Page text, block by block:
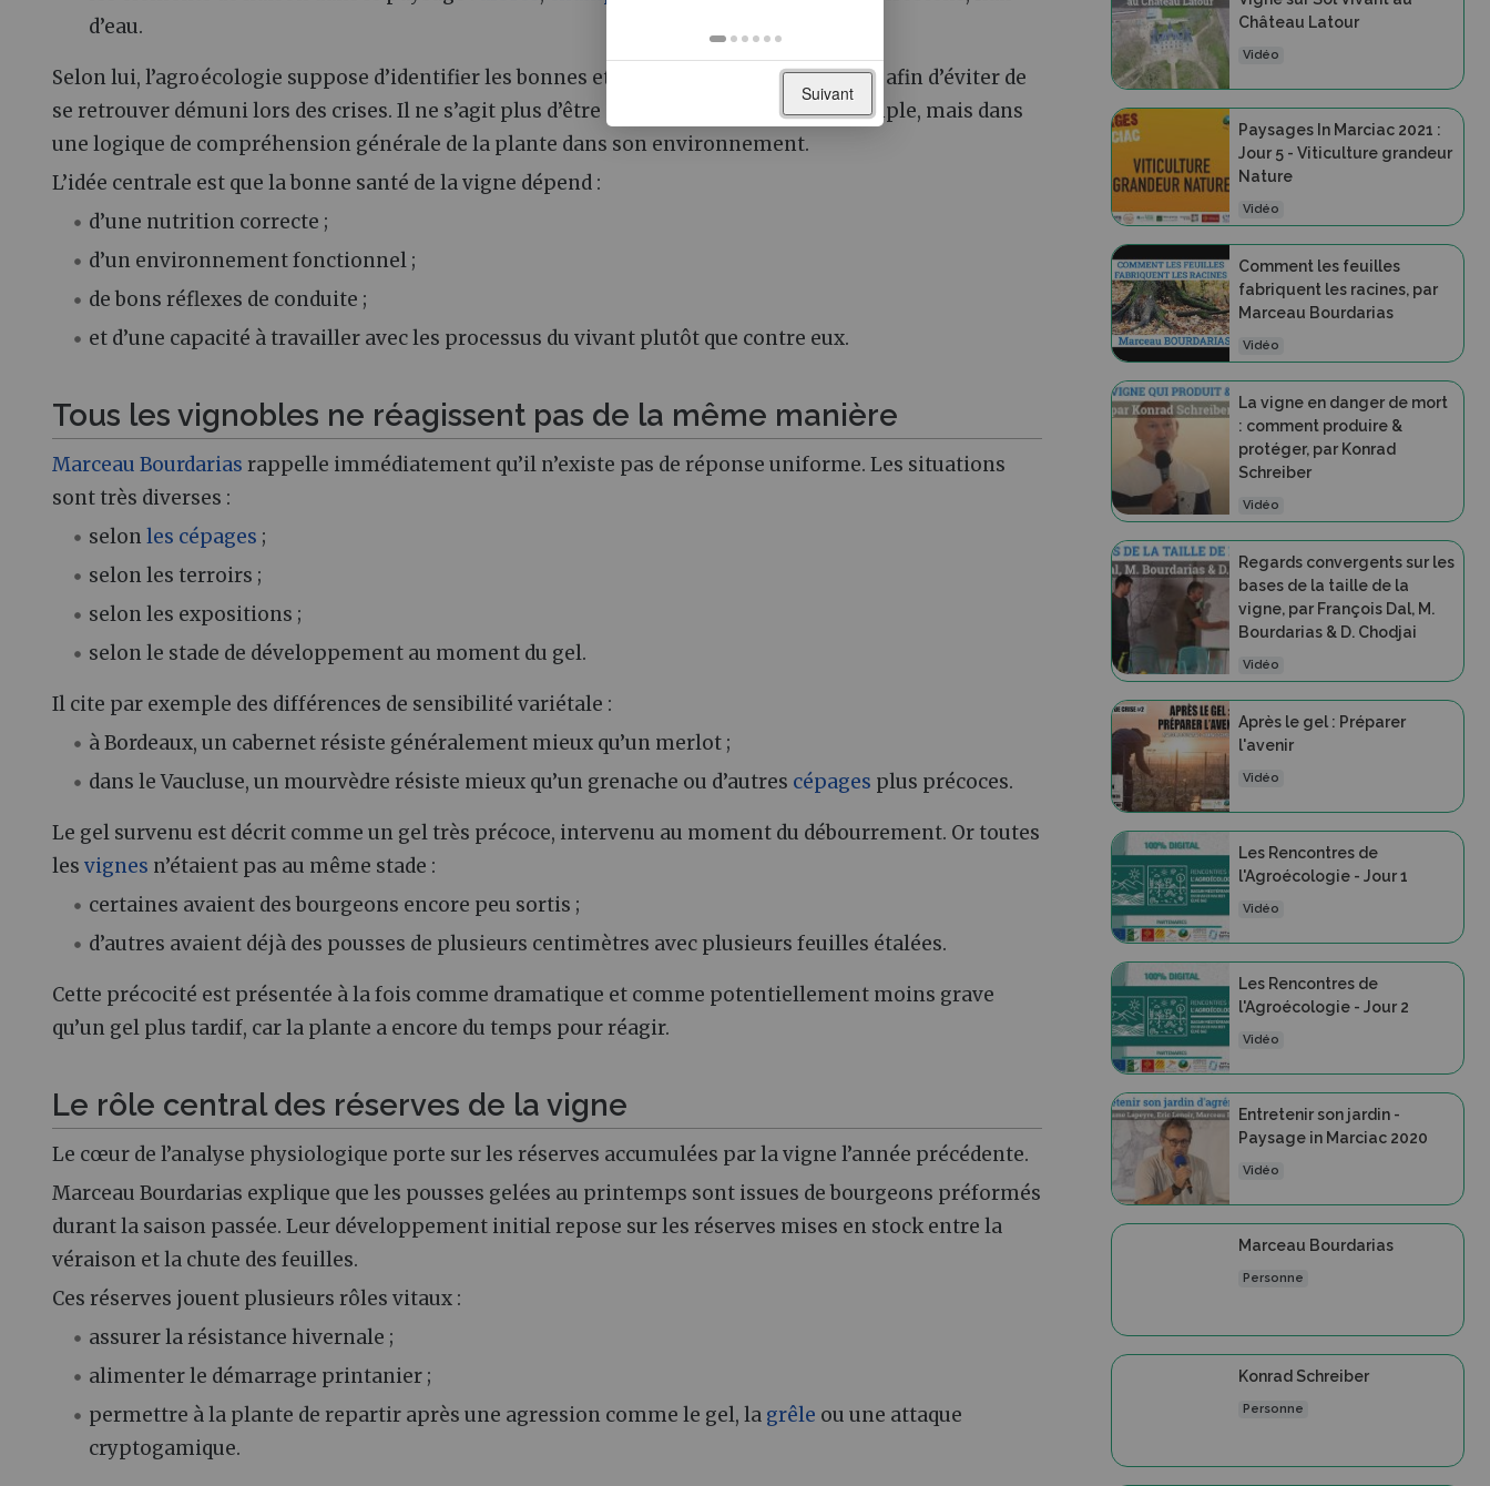
d’eau.
Selon lui, l’agroécologie suppose d’identifier les bonnes et les moins bonnes pratiques afin d’éviter de
se retrouver démuni lors des crises. Il ne s’agit plus d’être dans une logique de lutte simple, mais dans
une logique de compréhension générale de la plante dans son environnement.
L’idée centrale est que la bonne santé de la vigne dépend :
d’une nutrition correcte ;
d’un environnement fonctionnel ;
de bons réflexes de conduite ;
et d’une capacité à travailler avec les processus du vivant plutôt que contre eux.
Tous les vignobles ne réagissent pas de la même manière
Marceau Bourdarias rappelle immédiatement qu’il n’existe pas de réponse uniforme. Les situations
sont très diverses :
selonles cépages ;
selon les terroirs ;
selon les expositions ;
selon le stade de développement au moment du gel.
Il cite par exemple des différences de sensibilité variétale :
à Bordeaux, un cabernet résiste généralement mieux qu’un merlot ;
dans le Vaucluse, un mourvèdre résiste mieux qu’un grenache ou d’autres cépages plus précoces.
Le gel survenu est décrit comme un gel très précoce, intervenu au moment du débourrement. Or toutes
les vignes n’étaient pas au même stade :
certaines avaient des bourgeons encore peu sortis ;
d’autres avaient déjà des pousses de plusieurs centimètres avec plusieurs feuilles étalées.
Cette précocité est présentée à la fois comme dramatique et comme potentiellement moins grave
qu’un gel plus tardif, car la plante a encore du temps pour réagir.
Le rôle central des réserves de la vigne
Le cœur de l’analyse physiologique porte sur les réserves accumulées par la vigne l’année précédente.
Marceau Bourdarias explique que les pousses gelées au printemps sont issues de bourgeons préformés
durant la saison passée. Leur développement initial repose sur les réserves mises en stock entre la
véraison et la chute des feuilles.
Ces réserves jouent plusieurs rôles vitaux :
assurer la résistance hivernale ;
alimenter le démarrage printanier ;
permettre à la plante de repartir après une agression comme le gel, la grêle ou une attaque
cryptogamique.
Château Latour
Vidéo
Paysages In Marciac 2021 :
Jour 5 - Viticulture grandeur
Nature
Vidéo
Comment les feuilles
fabriquent les racines, par
Marceau Bourdarias
Vidéo
La vigne en danger de mort
: comment produire &
protéger, par Konrad
Schreiber
Vidéo
Regards convergents sur les
bases de la taille de la
vigne, par François Dal, M.
Bourdarias & D. Chodjai
Vidéo
Après le gel : Préparer
l'avenir
Vidéo
Les Rencontres de
l'Agroécologie - Jour 1
Vidéo
Les Rencontres de
l'Agroécologie - Jour 2
Vidéo
Entretenir son jardin -
Paysage in Marciac 2020
Vidéo
Marceau Bourdarias
Personne
Konrad Schreiber
Personne
Suivant